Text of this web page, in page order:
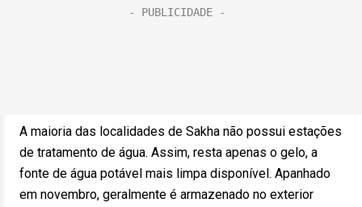
A maioria das localidades de Sakha não possui estações
de tratamento de água. Assim, resta apenas o gelo, a
fonte de água potável mais limpa disponível. Apanhado
em novembro, geralmente é armazenado no exterior